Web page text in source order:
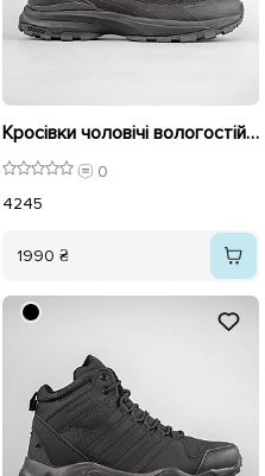
Кросівки чоловічі вологостійкі термо 593461 Чорні
0
4245
1990 ₴